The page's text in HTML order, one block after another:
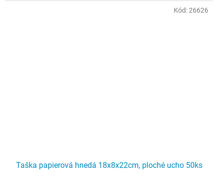
Taška papierová hnedá 18x8x22cm, ploché ucho 50ks
Kód:26626